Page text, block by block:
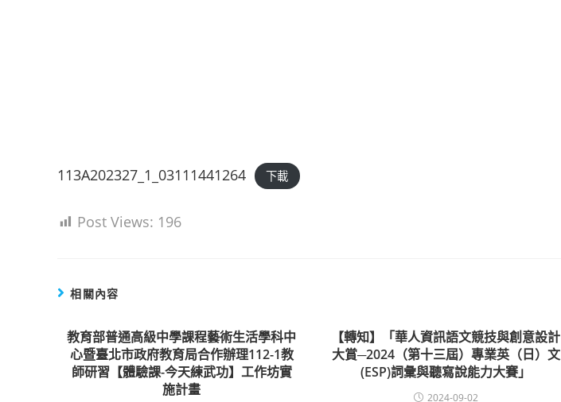
113A202327_1_03111441264 下載
Post Views: 196
相關內容
教育部普通高級中學課程藝術生活學科中
心暨臺北市政府教育局合作辦理112-1教
師研習【體驗課-今天練武功】工作坊實
施計畫
【轉知】「華人資訊語文競技與創意設計
大賞─2024（第十三屆）專業英（日）文
(ESP)詞彙與聽寫說能力大賽」
2024-09-02